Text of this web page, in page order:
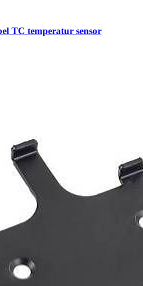
TC temperatur sensor